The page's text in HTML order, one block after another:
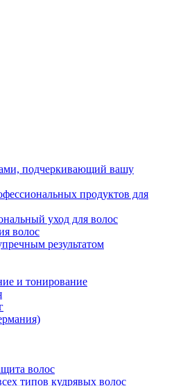
подчеркивающий вашу
продуктов для
уход для волос
волос
результатом
и тонирование
волос
типов кудрявых волос